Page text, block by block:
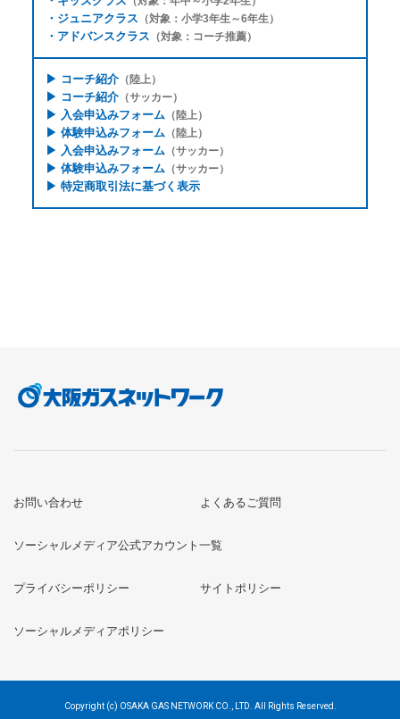
・ ジュニアクラス （対象：小学3年生～6年生）
・ アドバンスクラス （対象：コーチ推薦）
▶ コーチ紹介（陸上）
▶ コーチ紹介（サッカー）
▶ 入会申込みフォーム（陸上）
▶ 体験申込みフォーム（陸上）
▶ 入会申込みフォーム（サッカー）
▶ 体験申込みフォーム（サッカー）
▶ 特定商取引法に基づく表示
お問い合わせ よくあるご質問
ソーシャルメディア公式アカウント一覧
プライバシーポリシー サイトポリシー
ソーシャルメディアポリシー
Copyright (c) OSAKA GAS NETWORK CO., LTD. All Rights Reserved.